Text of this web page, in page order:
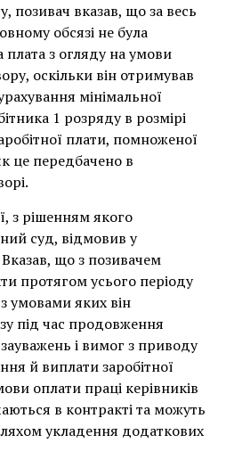
позивач вказав, що за весь
обсязі не була
плата з огляду на умови
оскільки він отримував
мінімальної
1 розряду в розмірі
плати, помноженої
це передбачено в
з рішенням якого
суд, відмовив у
що з позивачем
протягом усього періоду
умовами яких він
під час продовження
і вимог з приводу
й виплати заробітної
оплати праці керівників
в контракті та можуть
укладення додаткових